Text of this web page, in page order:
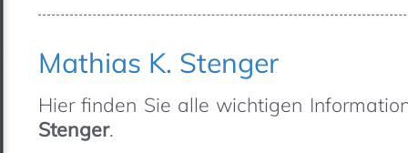
Mathias K. Stenger
Hier finden Sie alle wichtigen
Stenger.